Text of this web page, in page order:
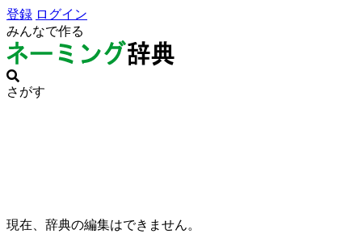
登録 ログイン
みんなで作る
さがす
現在、辞典の編集はできません。